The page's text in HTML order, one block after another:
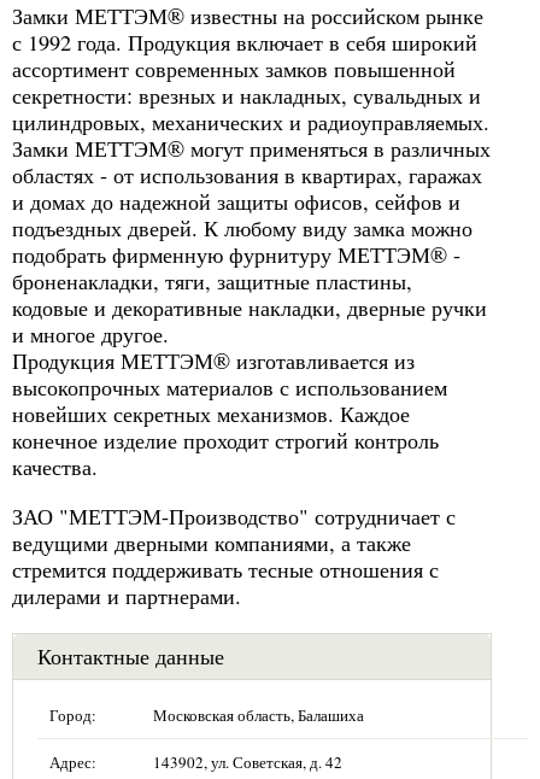
Замки МЕТТЭМ® известны на российском рынке
с 1992 года. Продукция включает в себя широкий
ассортимент современных замков повышенной
секретности: врезных и накладных, сувальдных и
цилиндровых, механических и радиоуправляемых.
Замки МЕТТЭМ® могут применяться в различных
областях - от использования в квартирах, гаражах
и домах до надежной защиты офисов, сейфов и
подъездных дверей. К любому виду замка можно
подобрать фирменную фурнитуру МЕТТЭМ® -
броненакладки, тяги, защитные пластины,
кодовые и декоративные накладки, дверные ручки
и многое другое.
Продукция МЕТТЭМ® изготавливается из
высокопрочных материалов с использованием
новейших секретных механизмов. Каждое
конечное изделие проходит строгий контроль
качества.
ЗАО "МЕТТЭМ-Производство" сотрудничает с
ведущими дверными компаниями, а также
стремится поддерживать тесные отношения с
дилерами и партнерами.
Контактные данные
Город: Московская область, Балашиха
Адрес: 143902, ул. Советская, д. 42